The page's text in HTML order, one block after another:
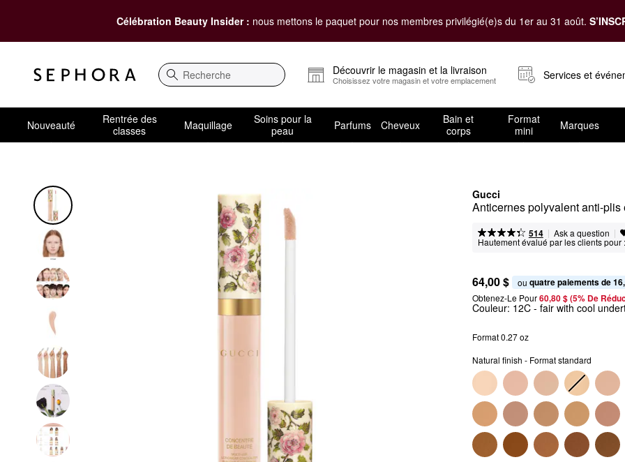
Célébration Beauty Insider : nous mettons le paquet pour nos membres privilégié(e)s du 1er au 31 août.
Recherche
Découvrir le magasin et la livraison
Choisissez votre magasin et votre emplacement Services et
Nouveauté
Rentrée des
classes
Maquillage
Soins pour la
peau
Parfums Cheveux
Bain et
corps
Format
mini
Marques
Gucci
514 | Ask a question |
Hautement évalué par les clients pour :
64,00 $ ou quatre paiements de
Obtenez-Le Pour60,80 $ (5% De
Couleur: 12C - fair with cool
Format 0.27 oz
Natural finish - Format standard